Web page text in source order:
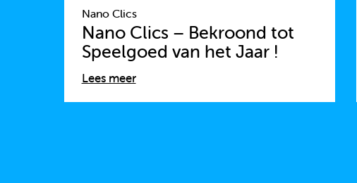
Nano Clics
Nano Clics – Bekroond tot
Speelgoed van het Jaar !
Lees meer